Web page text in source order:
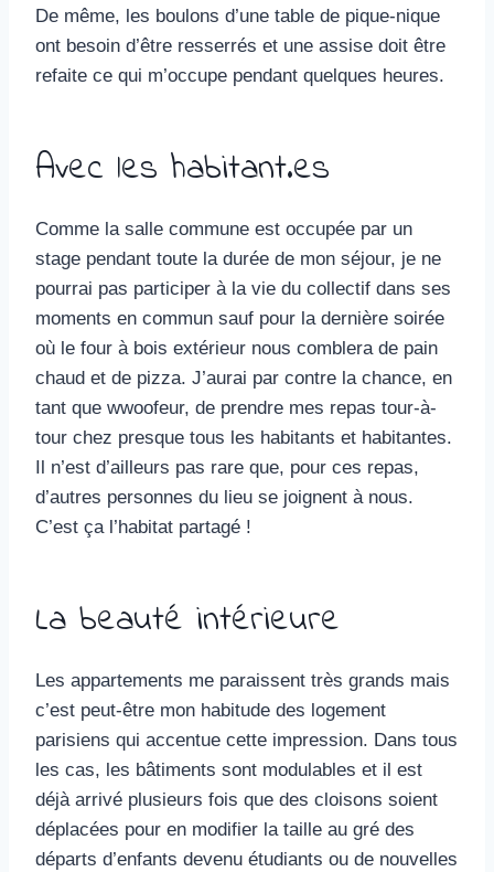
De même, les boulons d’une table de pique-nique
ont besoin d’être resserrés et une assise doit être
refaite ce qui m’occupe pendant quelques heures.
Avec les habitant.es
Comme la salle commune est occupée par un
stage pendant toute la durée de mon séjour, je ne
pourrai pas participer à la vie du collectif dans ses
moments en commun sauf pour la dernière soirée
où le four à bois extérieur nous comblera de pain
chaud et de pizza. J’aurai par contre la chance, en
tant que wwoofeur, de prendre mes repas tour-à-
tour chez presque tous les habitants et habitantes.
Il n’est d’ailleurs pas rare que, pour ces repas,
d’autres personnes du lieu se joignent à nous.
C’est ça l’habitat partagé !
La beauté intérieure
Les appartements me paraissent très grands mais
c’est peut-être mon habitude des logement
parisiens qui accentue cette impression. Dans tous
les cas, les bâtiments sont modulables et il est
déjà arrivé plusieurs fois que des cloisons soient
déplacées pour en modifier la taille au gré des
départs d’enfants devenu étudiants ou de nouvelles